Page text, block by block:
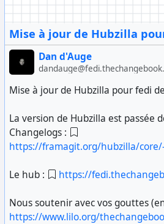
Mise à jour de Hubzilla
Dan d'Auge
Mise à jour de Hubzilla pour fedi
La version de Hubzilla est passée
Changelogs :
https://framagit.org/hubzilla/
Le hub : https://
Nous soutenir avec vos gouttes
https://www.lilo.org/